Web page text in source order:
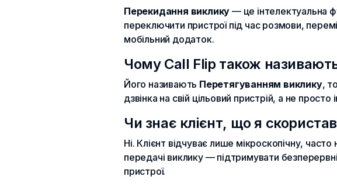
Перекидання виклику — це інтелектуальна
переключити пристрої під час розмови,
мобільний додаток.
Чому Call Flip також
Його називають Перетягуванням виклику,
дзвінка на свій цільовий пристрій, а не
Чи знає клієнт, що я
Ні. Клієнт відчуває лише мікроскопічну,
передачі виклику — підтримувати
пристрої.